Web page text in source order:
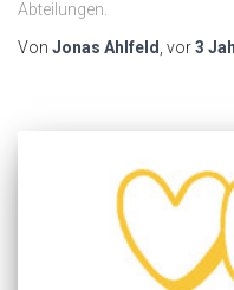
Abteilungen.
Von Jonas Ahlfeld , vor3